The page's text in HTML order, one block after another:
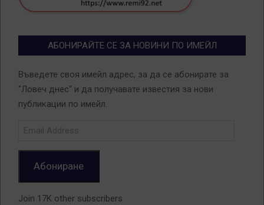
АБОНИРАЙТЕ СЕ ЗА НОВИНИ ПО ИМЕЙЛ
Въведете своя имейл адрес, за да се абонирате за
"Ловеч днес" и да получавате известия за нови
публикации по имейл.
Абониране
Join 17K other subscribers